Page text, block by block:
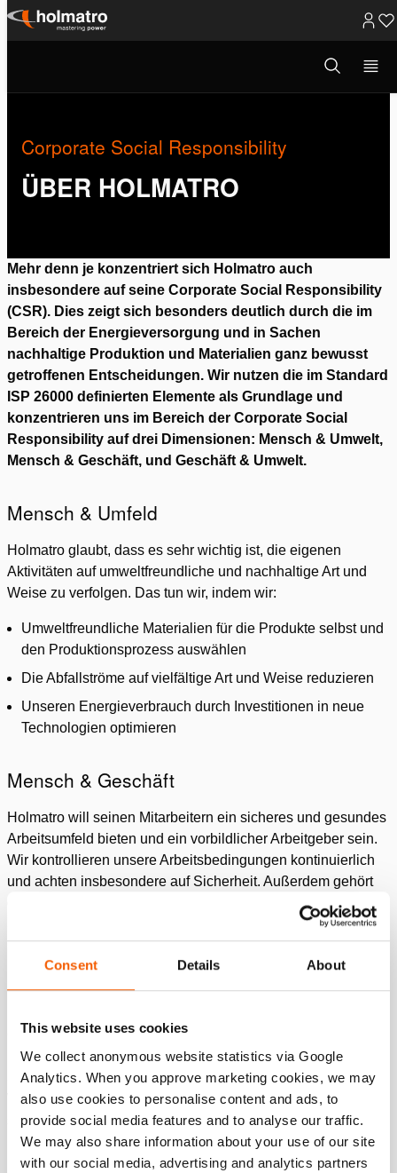
Consent Details About
This website uses cookies
We collect anonymous website statistics via Google
Analytics. When you approve marketing cookies, we may
also use cookies to personalise content and ads, to
provide social media features and to analyse our traffic.
We may also share information about your use of our site
with our social media, advertising and analytics partners
Zum
Suchmodus
öffnen
Corporate Social Responsibility
ÜBER HOLMATRO
Mehr denn je konzentriert sich Holmatro auch
insbesondere auf seine Corporate Social Responsibility
(CSR). Dies zeigt sich besonders deutlich durch die im
Bereich der Energieversorgung und in Sachen
nachhaltige Produktion und Materialien ganz bewusst
getroffenen Entscheidungen. Wir nutzen die im Standard
ISP 26000 definierten Elemente als Grundlage und
konzentrieren uns im Bereich der Corporate Social
Responsibility auf drei Dimensionen: Mensch & Umwelt,
Mensch & Geschäft, und Geschäft & Umwelt.
Mensch & Umfeld
Holmatro glaubt, dass es sehr wichtig ist, die eigenen
Aktivitäten auf umweltfreundliche und nachhaltige Art und
Weise zu verfolgen. Das tun wir, indem wir:
Umweltfreundliche Materialien für die Produkte selbst und
den Produktionsprozess auswählen
Die Abfallströme auf vielfältige Art und Weise reduzieren
Unseren Energieverbrauch durch Investitionen in neue
Technologien optimieren
Mensch & Geschäft
Holmatro will seinen Mitarbeitern ein sicheres und gesundes
Arbeitsumfeld bieten und ein vorbildlicher Arbeitgeber sein.
Wir kontrollieren unsere Arbeitsbedingungen kontinuierlich
und achten insbesondere auf Sicherheit. Außerdem gehört
die Personalentwicklung unserer Mitarbeiter zu unseren
Geschäft & Umwelt
Gemeinwohl. Dazu gehört die Beteiligung an
unterschiedlichen Plattformen wie z.B. den
Standardisierungskomitees in unterschiedlichen Erdteilen.
Wir wollen unsere Produkte kontinuierlich weiter verbessern,
schulen unsere Händler regelmäßig, informieren unsere
Endnutzer regelmäßig über den richtigen Einsatz unserer
Produkte und warnen ganz ausdrücklich vor sämtlichen